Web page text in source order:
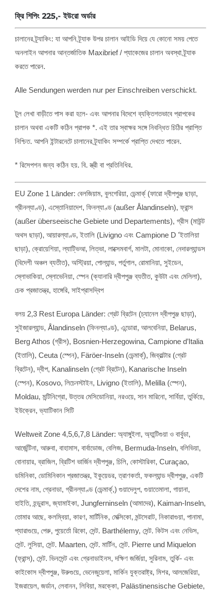
ফ্রি শিপিং 225,- ইউরো অর্ডার
চালানের ট্র্যাকিং: যা আপনি ট্র্যাক উপর চালান আইডি দিয়ে যে কোনো সময় পেতে
অনলাইন আপনার আন্তর্জাতিক Maxibrief / প্যাকেজের চালান অবস্থা ট্র্যাক
করতে পারেন.
Alle Sendungen werden nur per Einschreiben verschickt.
টুল লেখা বাড়ীতে পাস করা হলে- এবং আপনার বিদেশে ব্যক্তিগতভাবে প্রাপকের
চালান অথবা একটি কঠিন প্রাপক *. এই তার স্বাক্ষর সঙ্গে নিবন্ধিত চিঠির প্রাপ্তি
নিশ্চিত. আপনি ইন্টারনেটে চালানের ট্র্যাকিং সম্পর্কে প্রাপ্তি দেখতে পারেন.
* রিসেপশন জন্য কঠিন হয়. বি. স্ত্রী বা প্রতিনিধির.
EU Zone 1 Länder: বেলজিয়াম, বুলগেরিয়া, ডেন্মার্ক্ (ফারো দ্বীপপুঞ্জ ছাড়া,
গ্রীনল্যাণ্ড), এস্তোনিয়াদেশ, ফিনল্যাণ্ড (außer Ålandinseln), ফ্রান্স
(außer überseeische Gebiete und Departements), গ্রীস (মাউন্ট
অথস ছাড়া), আয়ারল্যাণ্ড, ইতালি (Livigno এবং Campione D 'ইতালিয়া
ছাড়া), ক্রোয়েশিয়া, ল্যাট্ভিআ, লিত্ভা, লাক্সেমবার্গ, মালটা, মোনাকো, নেদারল্যান্ডস
(বিদেশী অঞ্চল ব্যতীত), অস্ট্রিয়া, পোল্যান্ড, পর্তুগাল, রোমানিয়া, সুইডেন,
স্লোভাকিয়া, স্লোভেনিয়া, স্পেন (ক্যানারি দ্বীপপুঞ্জ ব্যতীত, কুউটা এবং মেলিলা),
চেক প্রজাতন্ত্র, হাঙ্গেরি, সাইপ্রাসদ্বিপ
বলয় 2,3 Rest Europa Länder: গ্রেট ব্রিটেন (চ্যানেল দ্বীপপুঞ্জ ছাড়া),
সুইজারল্যান্ড, Ålandinseln (ফিনল্যাণ্ড), এন্ডোরা, আলবেনিয়া, Belarus,
Berg Athos (গ্রীস), Bosnien-Herzegowina, Campione d’Italia
(ইতালি), Ceuta (স্পেন), Färöer-Inseln (ডেন্মার্ক্), জিব্রাল্টার (গ্রেট
ব্রিটেন), দ্বীপ, Kanalinseln (গ্রেট ব্রিটেন), Kanarische Inseln
(স্পেন), Kosovo, লিচেনস্টাইন, Livigno (ইতালি), Melilla (স্পেন),
Moldau, মন্টিনিগ্রো, উত্তর মেসিডোনিয়া, নরওয়ে, সান মারিনো, সার্বিয়া, তুর্কিয়ে,
ইউক্রেন, ভ্যাটিকান সিটি
Weltweit Zone 4,5,6,7,8 Länder: অ্যাঙ্গুইলা, অ্যান্টিগুয়া ও বার্বুডা,
আর্জেন্টিনা, আরুবা, বাহামাস, বার্বাডোজ, বেলিজ, Bermuda-Inseln, বলিভিয়া,
বোনায়ার, ব্রাজিল, ব্রিটিশ ভার্জিন দ্বীপপুঞ্জ, চিলি, কোস্টারিকা, Curaçao,
ডমিনিকা, ডোমিনিকান প্রজাতন্ত্র, ইকুয়েডর, ত্রাণকর্তা, ফকল্যান্ড দ্বীপপুঞ্জ, একটি
দেশের নাম, গ্রেনাডা, গ্রীনল্যাণ্ড (ডেন্মার্ক্,) গুয়াদেলুপ, গুয়াতেমালা, গায়ানা,
হাইতি, হন্ডুরাস, জ্যামাইকা, Jungferninseln (আমাদের), Kaiman-Inseln,
তোমার আছে, কলম্বিয়া, কারণ, মার্টিনিক, মেক্সিকো, মন্টসেরাট, নিকারাগুয়া, পানামা,
প্যারাগুয়ে, পেরু, পুয়ের্তো রিকো, সেন্ট. Barthélemy, সেন্ট. কিটস এবং নেভিস,
সেন্ট. লুসিয়া, সেন্ট. Maarten, সেন্ট. মার্টিন, সেন্ট. Pierre und Miquelon
(ফ্রান্স), সেন্ট. ভিনসেন্ট এবং গ্রেনাডাইনস, দক্ষিণ জর্জিয়া, সুরিনাম, তুর্কি- এবং
কাইকোস দ্বীপপুঞ্জ, উরুগুয়ে, ভেনেজুয়েলা, মার্কিন যুক্তরাষ্ট্র, মিশর, আলজেরিয়া,
ইজরায়েল, জর্ডান, লেবানন, লিবিয়া, মরক্কো, Palästinensische Gebiete,